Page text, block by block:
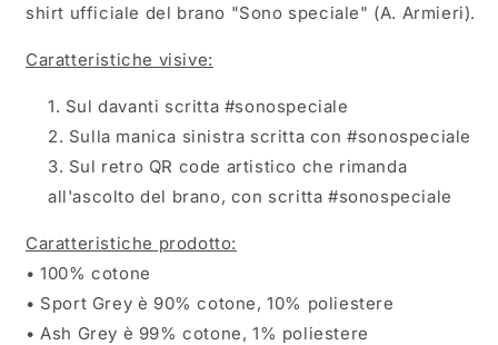
shirt ufficiale del brano "Sono speciale" (A. Armieri).
Caratteristiche visive:
Sul davanti scritta #sonospeciale
Sulla manica sinistra scritta con #sonospeciale
Sul retro QR code artistico che rimanda
all'ascolto del brano, con scritta #sonospeciale
Caratteristiche prodotto:
• 100% cotone
• Sport Grey è 90% cotone, 10% poliestere
• Ash Grey è 99% cotone, 1% poliestere